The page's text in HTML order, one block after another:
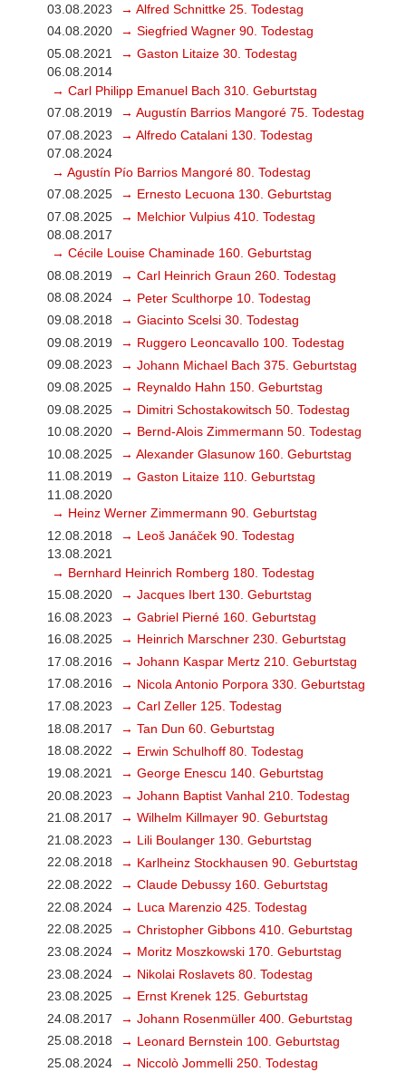
03.08.2023
→ Alfred Schnittke 25. Todestag
04.08.2020
→ Siegfried Wagner 90. Todestag
05.08.2021
→ Gaston Litaize 30. Todestag
06.08.2014
→ Carl Philipp Emanuel Bach 310. Geburtstag
07.08.2019
→ Augustín Barrios Mangoré 75. Todestag
07.08.2023
→ Alfredo Catalani 130. Todestag
07.08.2024
→ Agustín Pío Barrios Mangoré 80. Todestag
07.08.2025
→ Ernesto Lecuona 130. Geburtstag
07.08.2025
→ Melchior Vulpius 410. Todestag
08.08.2017
→ Cécile Louise Chaminade 160. Geburtstag
08.08.2019
→ Carl Heinrich Graun 260. Todestag
08.08.2024
→ Peter Sculthorpe 10. Todestag
09.08.2018
→ Giacinto Scelsi 30. Todestag
09.08.2019
→ Ruggero Leoncavallo 100. Todestag
09.08.2023
→ Johann Michael Bach 375. Geburtstag
09.08.2025
→ Reynaldo Hahn 150. Geburtstag
09.08.2025
→ Dimitri Schostakowitsch 50. Todestag
10.08.2020
→ Bernd-Alois Zimmermann 50. Todestag
10.08.2025
→ Alexander Glasunow 160. Geburtstag
11.08.2019
→ Gaston Litaize 110. Geburtstag
11.08.2020
→ Heinz Werner Zimmermann 90. Geburtstag
12.08.2018
→ Leoš Janáček 90. Todestag
13.08.2021
→ Bernhard Heinrich Romberg 180. Todestag
15.08.2020
→ Jacques Ibert 130. Geburtstag
16.08.2023
→ Gabriel Pierné 160. Geburtstag
16.08.2025
→ Heinrich Marschner 230. Geburtstag
17.08.2016
→ Johann Kaspar Mertz 210. Geburtstag
17.08.2016
→ Nicola Antonio Porpora 330. Geburtstag
17.08.2023
→ Carl Zeller 125. Todestag
18.08.2017
→ Tan Dun 60. Geburtstag
18.08.2022
→ Erwin Schulhoff 80. Todestag
19.08.2021
→ George Enescu 140. Geburtstag
20.08.2023
→ Johann Baptist Vanhal 210. Todestag
21.08.2017
→ Wilhelm Killmayer 90. Geburtstag
21.08.2023
→ Lili Boulanger 130. Geburtstag
22.08.2018
→ Karlheinz Stockhausen 90. Geburtstag
22.08.2022
→ Claude Debussy 160. Geburtstag
22.08.2024
→ Luca Marenzio 425. Todestag
22.08.2025
→ Christopher Gibbons 410. Geburtstag
23.08.2024
→ Moritz Moszkowski 170. Geburtstag
23.08.2024
→ Nikolai Roslavets 80. Todestag
23.08.2025
→ Ernst Krenek 125. Geburtstag
24.08.2017
→ Johann Rosenmüller 400. Geburtstag
25.08.2018
→ Leonard Bernstein 100. Geburtstag
25.08.2024
→ Niccolò Jommelli 250. Todestag